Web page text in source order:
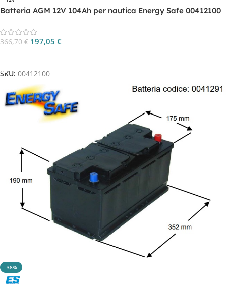
Batteria AGM 12V 104Ah per nautica Energy Safe 00412100
366,70€ 197,05 €
SKU: 00412100
-38%